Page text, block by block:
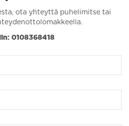
ota yhteyttä puhelimitse tai
0108368418